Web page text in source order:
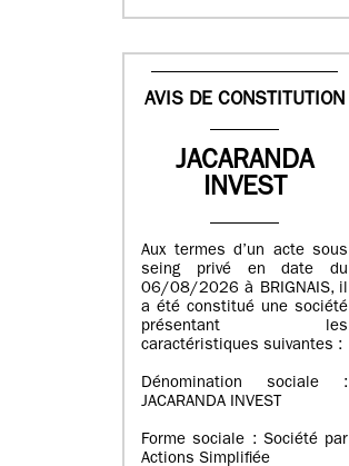
AVIS DE CONSTITUTION
JACARANDA
INVEST
Aux termes d’un acte sous
seing privé en date du
06/08/2026 à BRIGNAIS, il
a été constitué une société
présentant les
caractéristiques suivantes :
Dénomination sociale :
JACARANDA INVEST
Forme sociale : Société par
Actions Simplifiée